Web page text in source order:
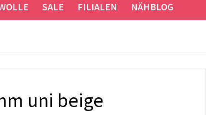
SALE FILIALEN NÄHBLOG
uni beige